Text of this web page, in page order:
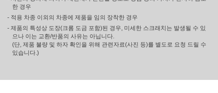
한 경우
- 적용 차종 이외의 차종에 제품을 임의 장착한 경우
- 제품의 특성상 도장(크롬 도금 포함)된 경우, 미세한 스크래치는 발생될 수 있
으나 이는 교환/반품의 사유는 아닙니다.
(단, 제품 불량 및 하자 확인을 위해 관련자료(사진 등)를 별도로 요청 드릴 수
있습니다.)